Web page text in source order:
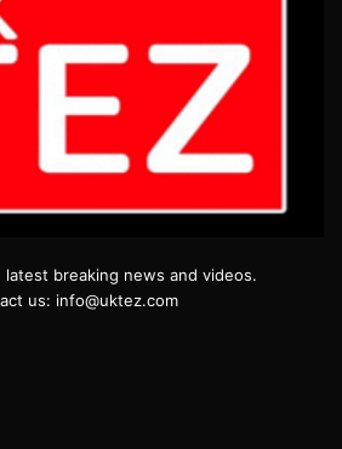
latest breaking news and videos.
us: info@uktez.com